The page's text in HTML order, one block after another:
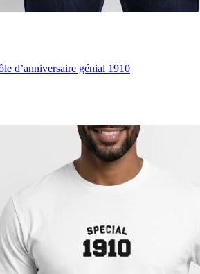
d’anniversaire génial 1910